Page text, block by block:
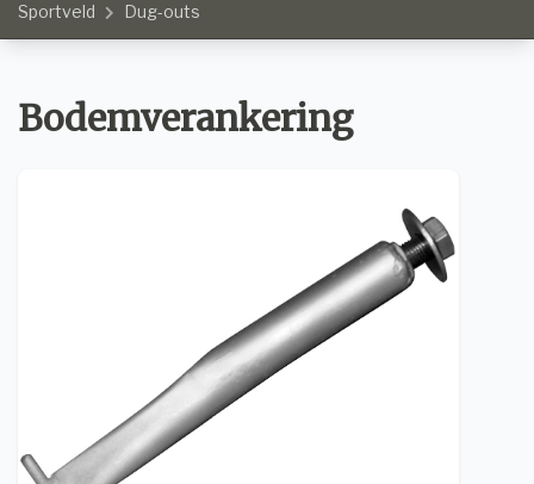
Sportveld
Dug-outs
Bodemverankering